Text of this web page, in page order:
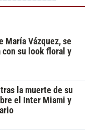
María Vázquez, se
con su look floral y
la muerte de su
el Inter Miami y